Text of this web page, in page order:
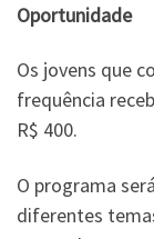
Oportunidade
Os jovens que
frequência
R$ 400.
O programa
diferentes